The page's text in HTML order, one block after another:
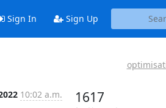
Sign In Sign Up
10:02 a.m. 1617